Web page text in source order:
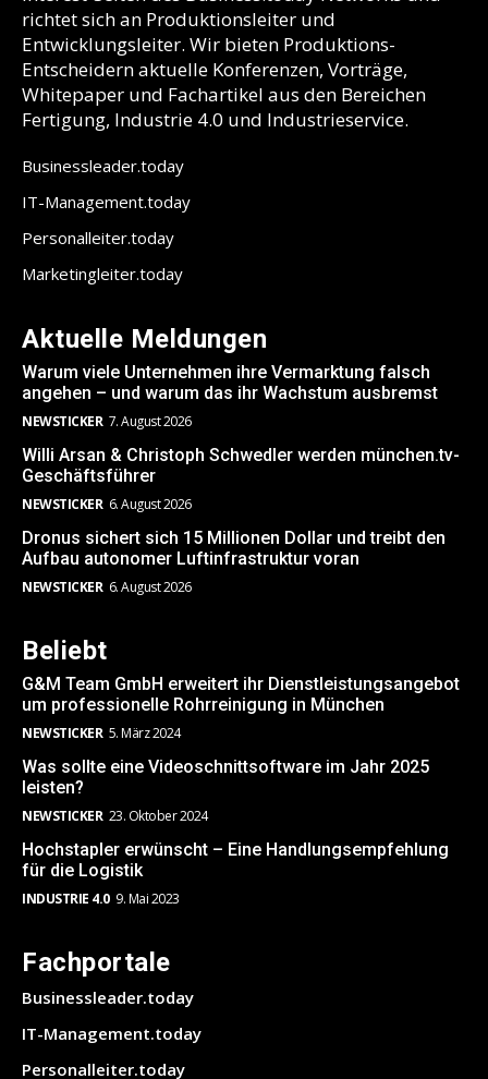
richtet sich an Produktionsleiter und
Entwicklungsleiter. Wir bieten Produktions-
Entscheidern aktuelle Konferenzen, Vorträge,
Whitepaper und Fachartikel aus den Bereichen
Fertigung, Industrie 4.0 und Industrieservice.
Businessleader.today
IT-Management.today
Personalleiter.today
Marketingleiter.today
Aktuelle Meldungen
Warum viele Unternehmen ihre Vermarktung falsch
angehen – und warum das ihr Wachstum ausbremst
NEWSTICKER 7. August 2026
Willi Arsan & Christoph Schwedler werden münchen.tv-
Geschäftsführer
NEWSTICKER 6. August 2026
Dronus sichert sich 15 Millionen Dollar und treibt den
Aufbau autonomer Luftinfrastruktur voran
NEWSTICKER 6. August 2026
Beliebt
G&M Team GmbH erweitert ihr Dienstleistungsangebot
um professionelle Rohrreinigung in München
NEWSTICKER 5. März 2024
Was sollte eine Videoschnittsoftware im Jahr 2025
leisten?
NEWSTICKER 23. Oktober 2024
Hochstapler erwünscht – Eine Handlungsempfehlung
für die Logistik
INDUSTRIE 4.0 9. Mai 2023
Fachportale
Businessleader.today
IT-Management.today
Personalleiter.today